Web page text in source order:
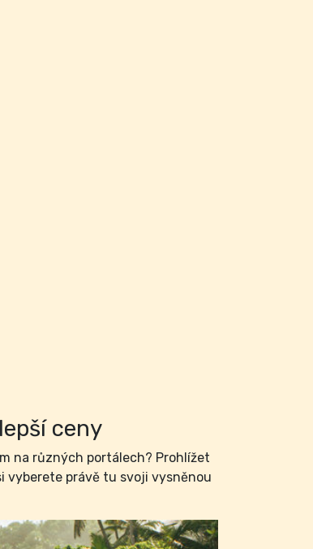
ceny
na různých portálech? Prohlížet
vyberete právě tu svoji vysněnou